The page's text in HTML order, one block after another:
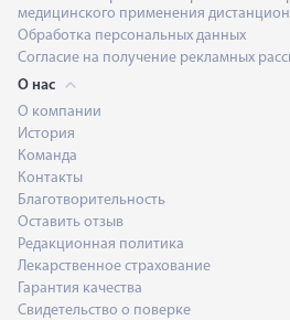
медицинского применения
Обработка персональных данных
Согласие на получение рекламных
О нас
О компании
История
Команда
Контакты
Благотворительность
Оставить отзыв
Редакционная политика
Лекарственное страхование
Гарантия качества
Свидетельство о поверке